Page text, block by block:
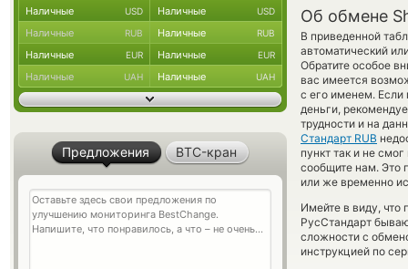
Об обмене
В приведенной
автоматический
Обратите особое
вас имеется
с его именем. Если
деньги,
трудности и на
Стандарт RUB
пункт так и не
сообщите нам. Это
или же временно
Имейте в виду, что
РусСтандарт
сложности с
инструкцией по
Наличные USD Наличные USD
Наличные RUB Наличные RUB
Наличные EUR Наличные EUR
Наличные UAH Наличные UAH
Предложения BTC-кран